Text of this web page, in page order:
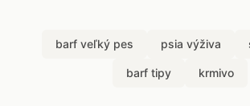
barf veľký pes psia výživa
barf tipy krmivo